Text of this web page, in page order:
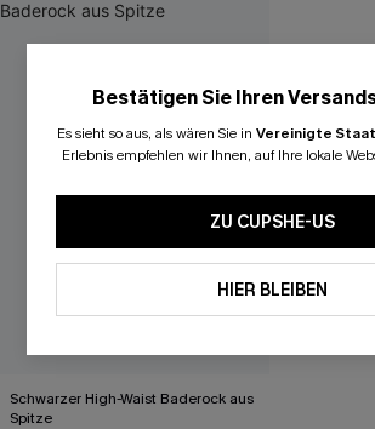
Schwarzer High-Waist Baderock aus
Spitze
Bestätigen Sie Ihren
Es sieht so aus, als wären Sie in Vereinigte
Erlebnis empfehlen wir Ihnen, auf Ihre lokale
ZU CUPSHE-US
HIER BLEIBEN